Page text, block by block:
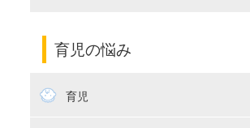
パパ向け特集
育児の悩み
育児